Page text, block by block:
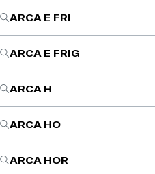
ARCA E FRI
ARCA E FRIG
ARCA H
ARCA HO
ARCA HOR